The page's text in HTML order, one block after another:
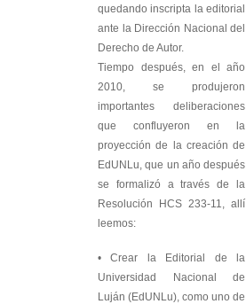
quedando inscripta la editorial
ante la Dirección Nacional del
Derecho de Autor.
Tiempo después, en el año
2010, se produjeron
importantes deliberaciones
que confluyeron en la
proyección de la creación de
EdUNLu, que un año después
se formalizó a través de la
Resolución HCS 233-11, allí
leemos:
• Crear la Editorial de la
Universidad Nacional de
Luján (EdUNLu), como uno de